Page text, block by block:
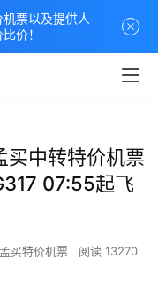
中转特价机票
07:55起飞
买特价机票 阅读 13270
票以及提供人
价！